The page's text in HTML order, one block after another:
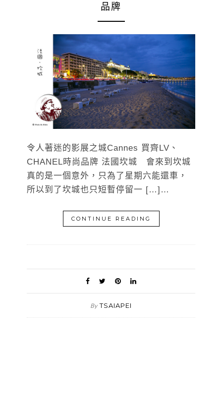
品牌
令人著迷的影展之城Cannes 買齊LV、
CHANEL時尚品牌 法國坎城 會來到坎城
真的是一個意外，只為了星期六能還車，
所以到了坎城也只短暫停留一 […]…
CONTINUE READING
By TSAIAPEI